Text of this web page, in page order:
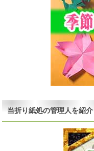
当折り紙処の管理人を紹介